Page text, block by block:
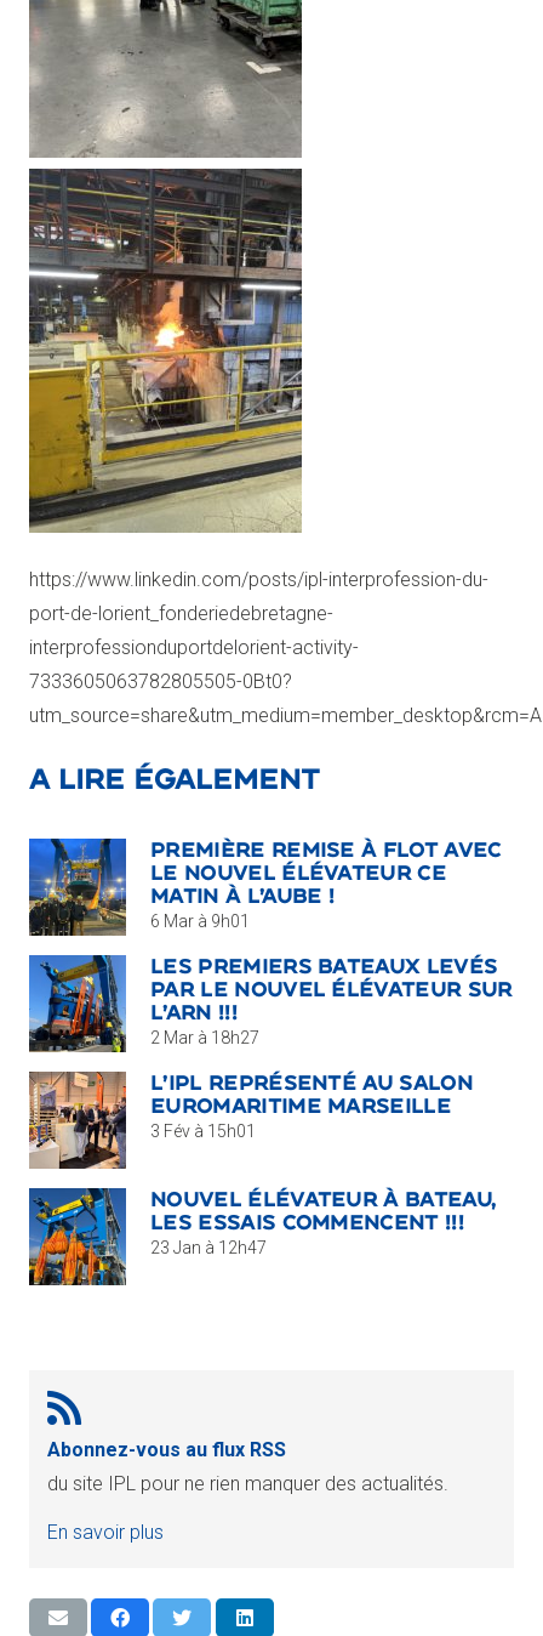
https://www.linkedin.com/posts/ipl-interprofession-du-
port-de-lorient_fonderiedebretagne-
interprofessionduportdelorient-activity-
7333605063782805505-0Bt0?
A lire également
PREMIÈRE REMISE À FLOT AVEC
LE NOUVEL ÉLÉVATEUR CE
MATIN À L’AUBE !
6 Mar à 9h01
LES PREMIERS BATEAUX LEVÉS
PAR LE NOUVEL ÉLÉVATEUR SUR
L’ARN !!!
2 Mar à 18h27
L’IPL REPRÉSENTÉ AU SALON
EUROMARITIME MARSEILLE
3 Fév à 15h01
NOUVEL ÉLÉVATEUR À BATEAU,
LES ESSAIS COMMENCENT !!!
23 Jan à 12h47
Abonnez-vous au flux RSS
du site IPL pour ne rien manquer des actualités.
En savoir plus